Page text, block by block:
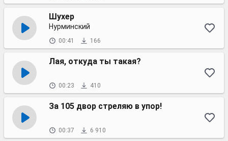
Шухер
Нурминский
00:41 166
Лая, откуда ты такая?
00:23 410
За 105 двор стреляю в упор!
00:37 6 910